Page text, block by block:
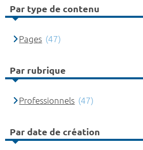
Par type de contenu
Pages (47)
Par rubrique
Professionnels (47)
Par date de création